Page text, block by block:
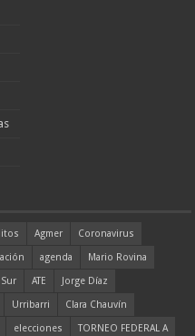
Agmer
Coronavirus
agenda
Mario Rovina
ATE
Jorge Díaz
Urribarri
Clara Chauvín
elecciones
TORNEO FEDERAL A